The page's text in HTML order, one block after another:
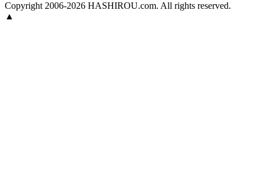
Copyright 2006-2026 HASHIROU.com. All rights reserved.
▲